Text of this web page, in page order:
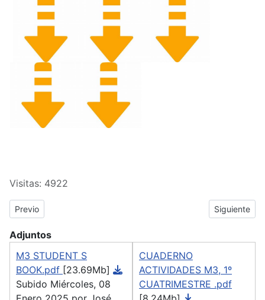
Visitas: 4922
Previous article: DISTANCIA - Inglés Módulo IV
Previo Next article:
Siguiente
Adjuntos
M3 STUDENT S
BOOK.pdf [23.69Mb]
Subido Miércoles, 08
CUADERNO
ACTIVIDADES M3, 1º
CUATRIMESTRE .pdf